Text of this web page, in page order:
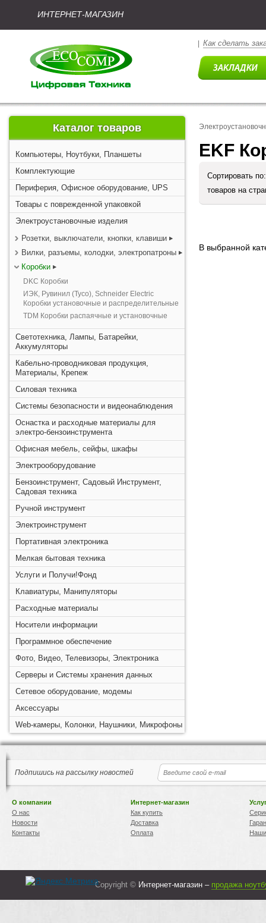
ИНТЕРНЕТ-МАГАЗИН
Как сделать
Каталог товаров
Компьютеры, Ноутбуки, Планшеты
Комплектующие
Периферия, Офисное оборудование, UPS
Товары с поврежденной упаковкой
Электроустановочные изделия
Розетки, выключатели, кнопки, клавиши
Вилки, разъемы, колодки, электропатроны
Коробки
DKC Коробки
ИЭК, Рувинил (Тусо), Schneider Electric
Коробки установочные и распределительные
TDM Коробки распаячные и установочные
Светотехника, Лампы, Батарейки,
Аккумуляторы
Кабельно-проводниковая продукция,
Материалы, Крепеж
Силовая техника
Системы безопасности и видеонаблюдения
Оснастка и расходные материалы для
электро-бензоинструмента
Офисная мебель, сейфы, шкафы
Электрооборудование
Бензоинструмент, Садовый Инструмент,
Садовая техника
Ручной инструмент
Электроинструмент
Портативная электроника
Мелкая бытовая техника
Услуги и Получи!Фонд
Клавиатуры, Манипуляторы
Расходные материалы
Носители информации
Программное обеспечение
Фото, Видео, Телевизоры, Электроника
Серверы и Системы хранения данных
Сетевое оборудование, модемы
Аксессуары
Web-камеры, Колонки, Наушники, Микрофоны
EKF
Сортировать
товаров на
В выбранной
Подпишись на рассылку новостей
О компании
О нас
Новости
Контакты
Интернет-магазин
Как купить
Доставка
Оплата
Copyright © Интернет-магазин – продажа